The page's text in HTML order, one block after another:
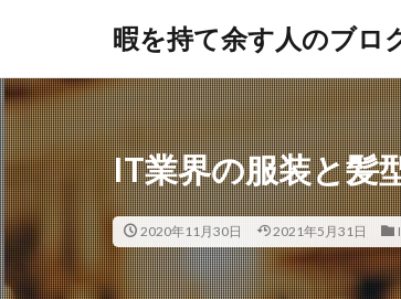
暇を持て余す人のブロ
IT業界の服装と髪
2020年11月30日 2021年5月31日